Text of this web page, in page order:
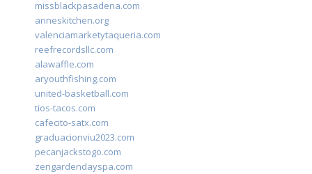
missblackpasadena.com
anneskitchen.org
valenciamarketytaqueria.com
reefrecordsllc.com
alawaffle.com
aryouthfishing.com
united-basketball.com
tios-tacos.com
cafecito-satx.com
graduacionviu2023.com
pecanjackstogo.com
zengardendayspa.com